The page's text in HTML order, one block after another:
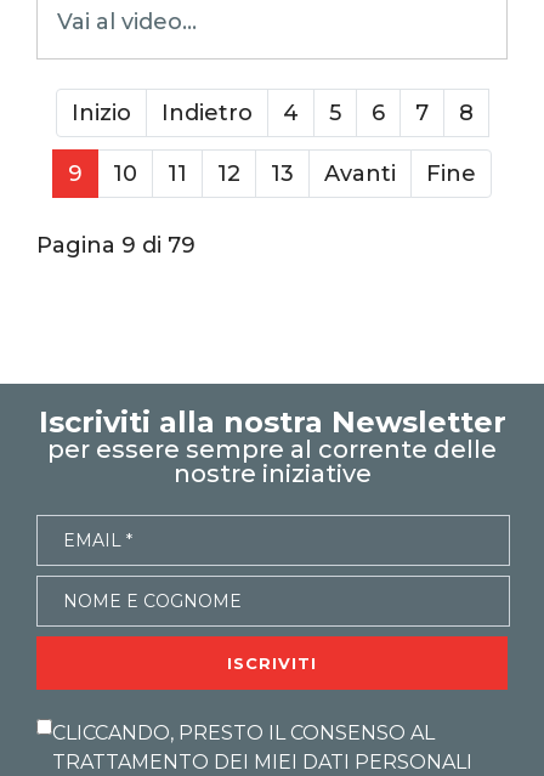
Xcamp
superexcel
exceltips
microsoft excel
excel_learning
excel_master
shorts
youtubeshorts
Vai al video...
Inizio Indietro 4 5 6 7 8
9 10 11 12 13 Avanti Fine
Pagina 9 di 79
Iscriviti alla nostra Newsletter
per essere sempre al corrente delle
nostre iniziative
ISCRIVITI
CLICCANDO, PRESTO IL CONSENSO AL
TRATTAMENTO DEI MIEI DATI PERSONALI